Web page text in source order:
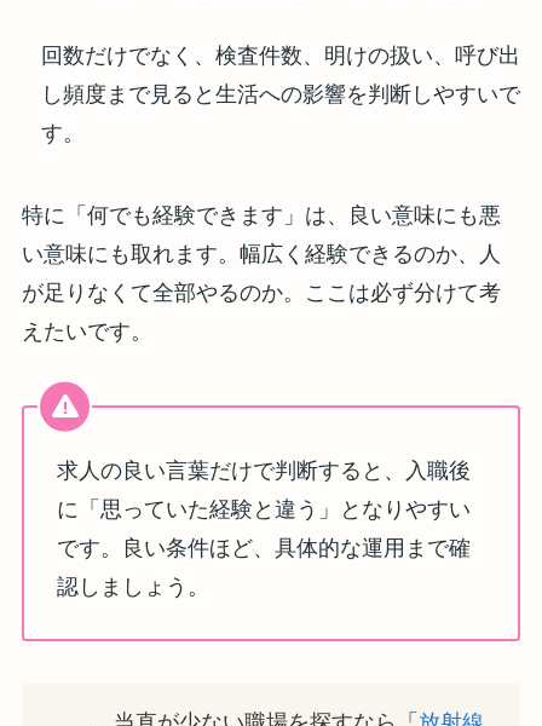
回数だけでなく、検査件数、明けの扱い、呼び出
し頻度まで見ると生活への影響を判断しやすいで
す。
特に「何でも経験できます」は、良い意味にも悪
い意味にも取れます。幅広く経験できるのか、人
が足りなくて全部やるのか。ここは必ず分けて考
えたいです。
求人の良い言葉だけで判断すると、入職後
に「思っていた経験と違う」となりやすい
です。良い条件ほど、具体的な運用まで確
認しましょう。